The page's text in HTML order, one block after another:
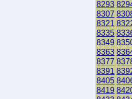
8293
8307
8321
8335
8349
8363
8377
8391
8405
8419